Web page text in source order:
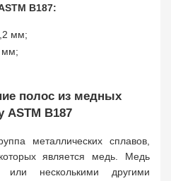
B187:
мм;
мм;
полос из медных
ASTM B187
металлических сплавов,
является медь. Медь
несколькими другими